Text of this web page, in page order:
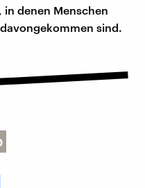
denen Menschen
sind.